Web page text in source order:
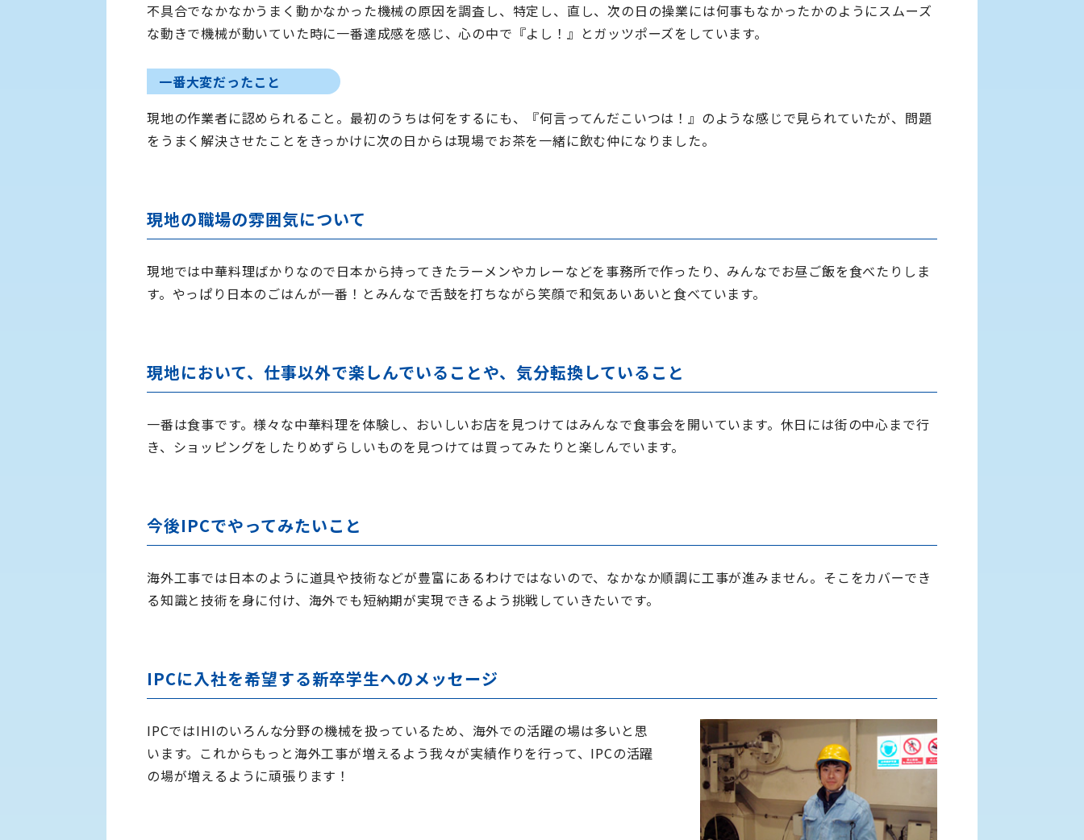
不具合でなかなかうまく動かなかった機械の原因を調査し、特定し、直し、次の日の操業には何事もなかったかのようにスムーズ
な動きで機械が動いていた時に一番達成感を感じ、心の中で『よし！』とガッツポーズをしています。
一番大変だったこと
現地の作業者に認められること。最初のうちは何をするにも、『何言ってんだこいつは！』のような感じで見られていたが、問題
をうまく解決させたことをきっかけに次の日からは現場でお茶を一緒に飲む仲になりました。
現地の職場の雰囲気について
現地では中華料理ばかりなので日本から持ってきたラーメンやカレーなどを事務所で作ったり、みんなでお昼ご飯を食べたりしま
す。やっぱり日本のごはんが一番！とみんなで舌鼓を打ちながら笑顔で和気あいあいと食べています。
現地において、仕事以外で楽しんでいることや、気分転換していること
一番は食事です。様々な中華料理を体験し、おいしいお店を見つけてはみんなで食事会を開いています。休日には街の中心まで行
き、ショッピングをしたりめずらしいものを見つけては買ってみたりと楽しんでいます。
今後IPCでやってみたいこと
海外工事では日本のように道具や技術などが豊富にあるわけではないので、なかなか順調に工事が進みません。そこをカバーでき
る知識と技術を身に付け、海外でも短納期が実現できるよう挑戦していきたいです。
IPCに入社を希望する新卒学生へのメッセージ
IPCではIHIのいろんな分野の機械を扱っているため、海外での活躍の場は多いと思
います。これからもっと海外工事が増えるよう我々が実績作りを行って、IPCの活躍
の場が増えるように頑張ります！